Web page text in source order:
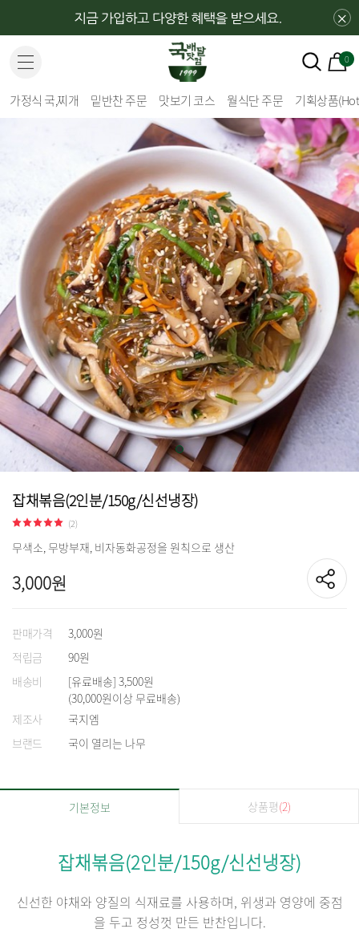
×
0
가정식 국,찌개 밑반찬 주문 맛보기 코스 월식단 주문 기획상품
잡채볶음(2인분/150g/신선냉장)
(2)
무색소, 무방부재, 비자동화공정을 원칙으로 생산
3,000원
판매가격
3,000원
적립금
90원
배송비
[유료배송] 3,500원
(30,000원이상 무료배송)
제조사
국지엠
브랜드
국이 열리는 나무
기본정보 상품평(2)
잡채볶음(2인분/150g/신선냉장)
신선한 야채와 양질의 식재료를 사용하며, 위생과 영양에 중점
을 두고 정성껏 만든 반찬입니다.